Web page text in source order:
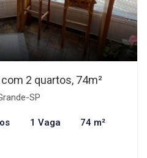
2 quartos, 74m²
SP
1 Vaga 74 m²